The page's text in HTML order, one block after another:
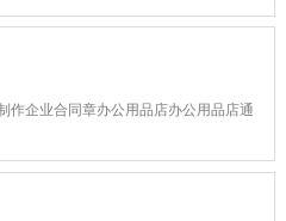
作企业合同章办公用品店办公用品店通